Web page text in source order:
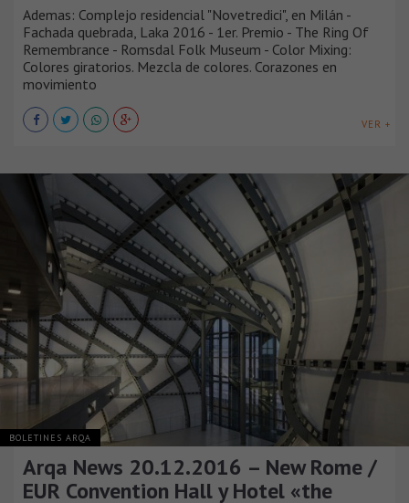
Ademas: Complejo residencial "Novetredici", en Milán -
Fachada quebrada, Laka 2016 - 1er. Premio - The Ring Of
Remembrance - Romsdal Folk Museum - Color Mixing:
Colores giratorios. Mezcla de colores. Corazones en
movimiento
VER +
BOLETINES ARQA
Arqa News 20.12.2016 – New Rome /
EUR Convention Hall y Hotel «the